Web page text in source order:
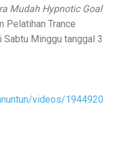
Mudah Hypnotic Goal
Pelatihan Trance
Minggu tanggal 3
videos/1944920